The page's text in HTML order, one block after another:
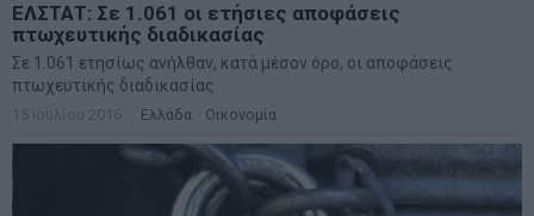
ΕΛΣΤΑΤ: Σε 1.061 οι ετήσιες αποφάσεις
πτωχευτικής διαδικασίας
Σε 1.061 ετησίως ανήλθαν, κατά μέσον όρο, οι αποφάσεις
πτωχευτικής διαδικασίας
15 Ιουλίου 2016 Ελλάδα Οικονομία